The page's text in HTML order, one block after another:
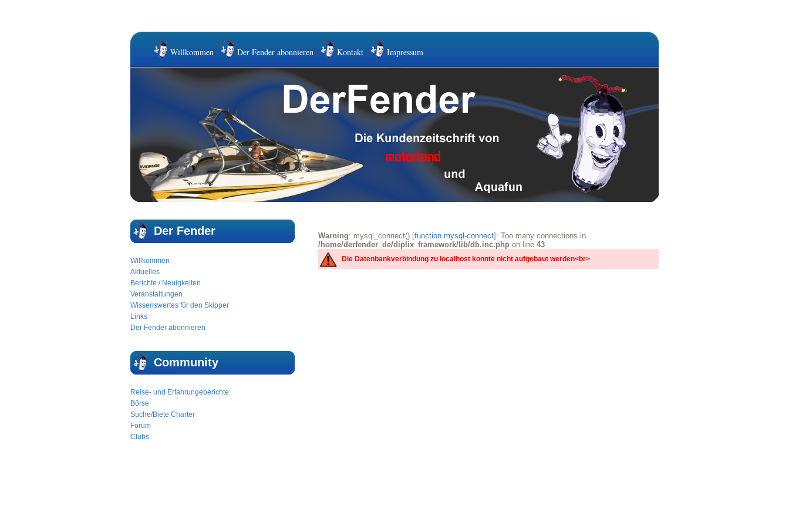
Willkommen Der Fender abonnieren Kontakt Impressum
Der Fender
Willkommen
Aktuelles
Berichte / Neuigkeiten
Veranstaltungen
Wissenswertes für den Skipper
Links
Der Fender abonnieren
Community
Reise- und Erfahrungeberichte
Börse
Suche/Biete Charter
Forum
Clubs
Warning: mysql_connect() [function.mysql-connect]: Too many connections in
/home/derfender_de/diplix_framework/lib/db.inc.php on line 43
Die Datenbankverbindung zu localhost konnte nicht aufgebaut werden<br>